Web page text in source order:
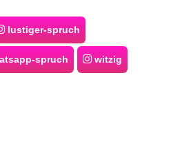
lustiger-spruch
spruch witzig